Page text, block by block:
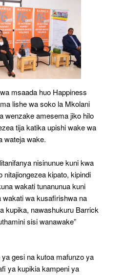
msaada huo Happiness
lishe wa soko la Mkolani
wenzake amesema jiko hilo
tija katika upishi wake wa
wateja wake.
nisinunue kuni kwa
nitajiongezea kipato, kipindi
wakati tunanunua kuni
wa kusafirishwa na
kupika, nawashukuru Barrick
sisi wanawake”
gesi na kutoa mafunzo ya
ya kupikia kampeni ya